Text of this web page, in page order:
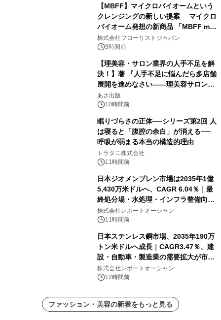
【MBFF】マイクロバイオームという
クレンジングの新しい提案 マイクロ
バイオーム発想の新商品 「MBFF mb
クレンジングPRO」を2026年8月6日
発売
株式会社フローリストジャパン
9時間前
【理美容・サロン業界の人手不足を解
決！】著 『人手不足に悩んだら多店舗
展開を進めなさい――理美容サロン
「多店舗展開」の教科書』2026年8月
24日（月）発売
あさ出版
10時間前
眠りづらさの正体──シリーズ第2回 人
は寝ると「腹腔の余白」が消える──
呼吸が弱まる本当の構造的理由
トラタニ株式会社
11時間前
日本ジオメンブレン市場は2035年1億
5,430万米ドルへ、CAGR 6.04％｜最
終処分場・水処理・インフラ整備向け
需要拡大
株式会社レポートオーシャン
11時間前
日本ステンレス鋼市場、2035年190万
トン米ドルへ成長｜CAGR3.47％、建
設・自動車・製造業の需要拡大が市場
を牽引
株式会社レポートオーシャン
12時間前
ファッション・美容の新着をもっと見る